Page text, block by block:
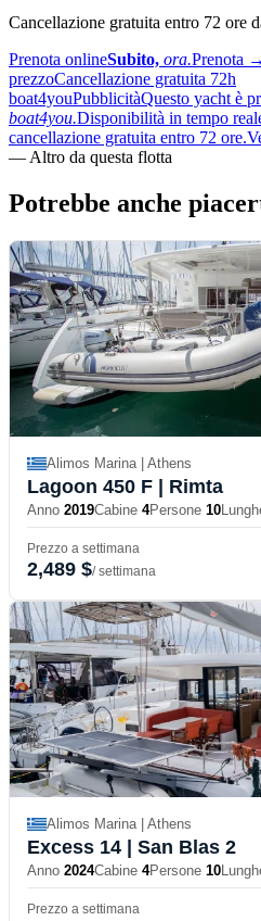
Cancellazione gratuita entro 72 ore
Prenota onlineSubito, ora.Prenota →
prezzoCancellazione gratuita 72h
boat4youPubblicitàQuesto yacht è
boat4you.Disponibilità in tempo
cancellazione gratuita entro 72 ore.
— Altro da questa flotta
Potrebbe anche
Alimos Marina | Athens
Lagoon 450 F | Rimta
Anno 2019Cabine 4Persone 10
Prezzo a settimana
2,489 $/ settimana
Alimos Marina | Athens
Excess 14 | San Blas 2
Anno 2024Cabine 4Persone 10
Prezzo a settimana